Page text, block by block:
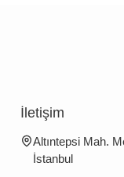
İletişim
Altıntepsi Mah.
İstanbul